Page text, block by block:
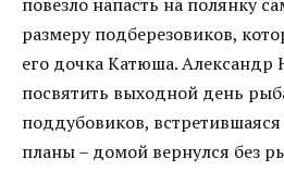
размеру подберезовиков,
его дочка Катюша.
посвятить выходной день
поддубовиков,
планы – домой вернулся без